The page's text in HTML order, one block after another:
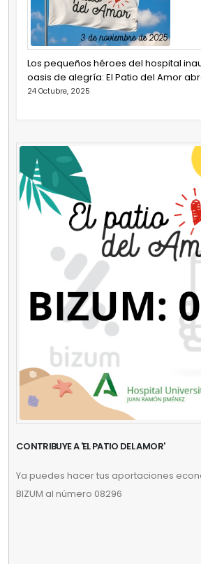
Los pequeños héroes del hospital
oasis de alegría: El Patio del Amor
24 Octubre, 2025
CONTRIBUYE A 'EL PATIO DEL AMOR'
Ya puedes hacer tus aportaciones
BIZUM al número 08296